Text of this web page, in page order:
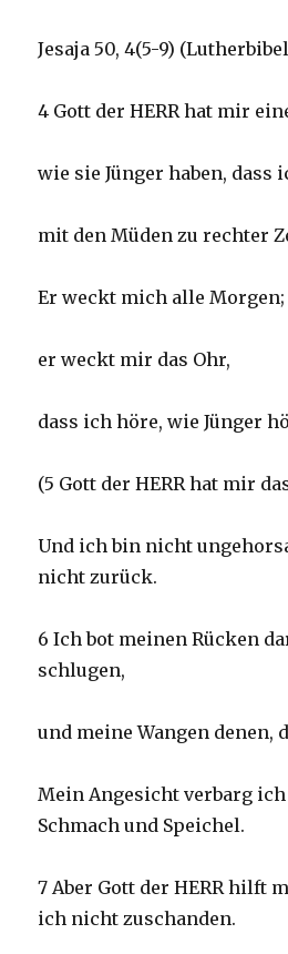
Jesaja 50, 4(5-9)
4 Gott der HERR hat mir
wie sie Jünger haben, dass
mit den Müden zu rechter
Er weckt mich alle Morgen;
er weckt mir das Ohr,
dass ich höre, wie Jünger
(5 Gott der HERR hat mir
Und ich bin nicht
nicht zurück.
6 Ich bot meinen Rücken
schlugen,
und meine Wangen denen,
Mein Angesicht verbarg
Schmach und Speichel.
7 Aber Gott der HERR hilft
ich nicht zuschanden.